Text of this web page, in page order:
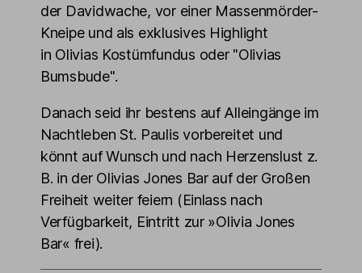
der Davidwache, vor einer Massenmörder-
Kneipe und als exklusives Highlight
in Olivias Kostümfundus oder "Olivias
Bumsbude".
Danach seid ihr bestens auf Alleingänge im
Nachtleben St. Paulis vorbereitet und
könnt auf Wunsch und nach Herzenslust z.
B. in der Olivias Jones Bar auf der Großen
Freiheit weiter feiern (Einlass nach
Verfügbarkeit, Eintritt zur »Olivia Jones
Bar« frei).